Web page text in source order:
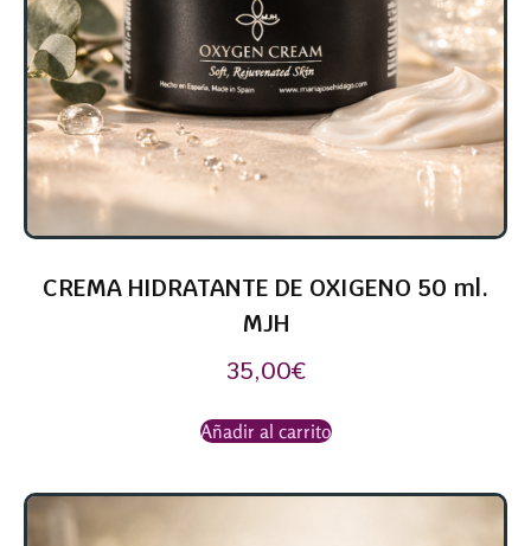
CREMA HIDRATANTE DE OXIGENO 50 ml.
MJH
35,00€
Añadir al carrito